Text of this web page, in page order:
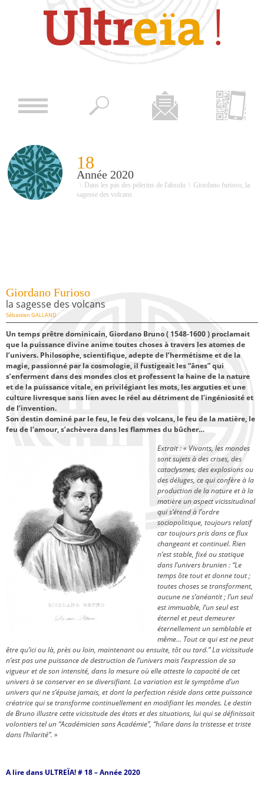
18
Année 2020
\ Dans les pas des pèlerins de l'absolu \ Giordano furioso, la
sagesse des volcans
Giordano Furioso
la sagesse des volcans
Sébastien GALLAND
Un temps prêtre dominicain, Giordano Bruno ( 1548-1600 ) proclamait
que la puissance divine anime toutes choses à travers les atomes de
l’univers. Philosophe, scientifique, adepte de l’hermétisme et de la
magie, passionné par la cosmologie, il fustigeait les “ânes” qui
s’enferment dans des mondes clos et professent la haine de la nature
et de la puissance vitale, en privilégiant les mots, les arguties et une
culture livresque sans lien avec le réel au détriment de l’ingéniosité et
de l’invention.
Son destin dominé par le feu, le feu des volcans, le feu de la matière, le
feu de l’amour, s’achèvera dans les flammes du bûcher…
Extrait : « Vivants, les mondes
sont sujets à des crises, des
cataclysmes, des explosions ou
des déluges, ce qui confère à la
production de la nature et à la
matière un aspect vicissitudinal
qui s’étend à l’ordre
sociopolitique, toujours relatif
car toujours pris dans ce flux
changeant et continuel. Rien
n’est stable, fixé ou statique
dans l’univers brunien : “Le
temps ôte tout et donne tout ;
toutes choses setransforment,
aucune ne s’anéantit ; l’un seul
est immuable, l’un seul est
éternel et peut demeurer
éternellement un semblableet
même… Tout ce qui est ne peut
être qu’ici ou là, près ou loin, maintenant ou ensuite, tôt ou tard.” La vicissitude
n’est pas une puissance de destruction de l’univers mais l’expression de sa
vigueur et de son intensité, dans la mesure où elle atteste la capacité de cet
univers à se conserver en se diversifiant. La variation est le symptôme d’un
univers qui ne s’épuise jamais, et dont la perfectionréside dans cette puissance
créatrice qui se transforme continuellement en modifiant les mondes. Le destin
de Bruno illustre cette vicissitude des états et des situations, lui qui se définissait
volontiers tel un “Académicien sans Académie”, “hilare dans la tristesse et triste
dans l’hilarité”. »
A lire dans ULTREÏA! # 18 – Année 2020